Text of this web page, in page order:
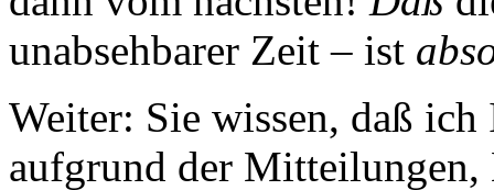
unabsehbarer Zeit – ist
Weiter: Sie wissen, daß
aufgrund der Mitteilungen,